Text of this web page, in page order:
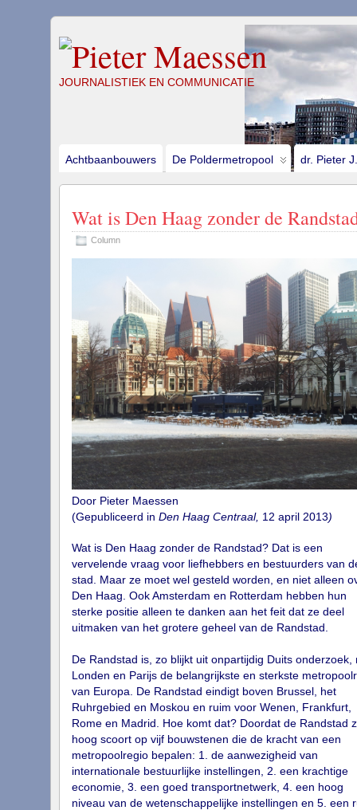
JOURNALISTIEK EN COMMUNICATIE
Achtbaanbouwers De Poldermetropool dr. Pieter
Wat is Den Haag zonder de
Column
Door Pieter Maessen
(Gepubliceerd in Den Haag Centraal, 12 april 2013)
Wat is Den Haag zonder de Randstad? Dat is een
vervelende vraag voor liefhebbers en bestuurders van
stad. Maar ze moet wel gesteld worden, en niet alleen
Den Haag. Ook Amsterdam en Rotterdam hebben hun
sterke positie alleen te danken aan het feit dat ze deel
uitmaken van het grotere geheel van de Randstad.
De Randstad is, zo blijkt uit onpartijdig Duits onderzoek,
Londen en Parijs de belangrijkste en sterkste
van Europa. De Randstad eindigt boven Brussel, het
Ruhrgebied en Moskou en ruim voor Wenen, Frankfurt,
Rome en Madrid. Hoe komt dat? Doordat de Randstad
hoog scoort op vijf bouwstenen die de kracht van een
metropoolregio bepalen: 1. de aanwezigheid van
internationale bestuurlijke instellingen, 2. een krachtige
economie, 3. een goed transportnetwerk, 4. een hoog
niveau van de wetenschappelijke instellingen en 5. een